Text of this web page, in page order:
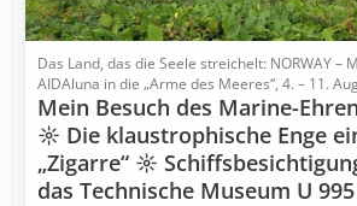
Das Land, das die Seele streichelt: NORWAY –
AIDAluna in die „Arme des Meeres“, 4. – 11.
Mein Besuch des Marine-
☼ Die klaustrophische Enge
„Zigarre“ ☼
das Technische Museum U